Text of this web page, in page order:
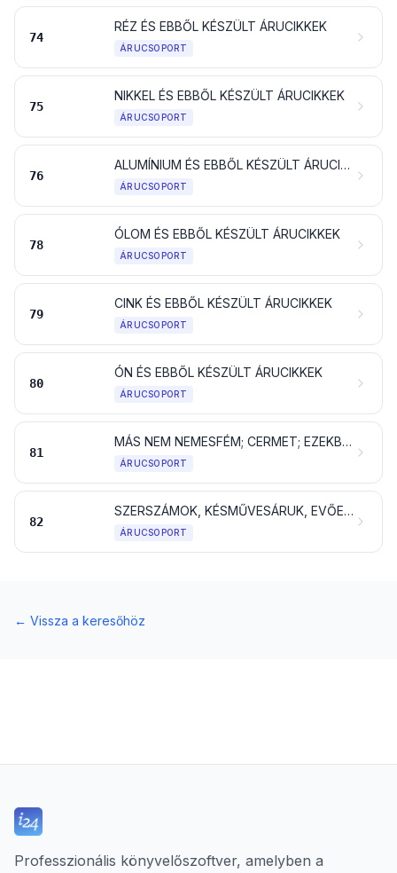
74
RÉZ ÉS EBBŐL KÉSZÜLT ÁRUCIKKEK
ÁRUCSOPORT
75
NIKKEL ÉS EBBŐL KÉSZÜLT ÁRUCIKKEK
ÁRUCSOPORT
76
ALUMÍNIUM ÉS EBBŐL KÉSZÜLT ÁRUCIKKEK
ÁRUCSOPORT
78
ÓLOM ÉS EBBŐL KÉSZÜLT ÁRUCIKKEK
ÁRUCSOPORT
79
CINK ÉS EBBŐL KÉSZÜLT ÁRUCIKKEK
ÁRUCSOPORT
80
ÓN ÉS EBBŐL KÉSZÜLT ÁRUCIKKEK
ÁRUCSOPORT
81
MÁS NEM NEMESFÉM; CERMET; EZEKBŐL KÉSZÜLT ÁRUCIKKEK
ÁRUCSOPORT
82
SZERSZÁMOK, KÉSMŰVESÁRUK, EVŐESZKÖZÖK, KANÁL ÉS VILLA NEM NEMESFÉMBŐL; MINDEZEK RÉSZEI NEM NEMESFÉMBŐL
ÁRUCSOPORT
← Vissza a keresőhöz
Professzionális könyvelőszoftver, amelyben a